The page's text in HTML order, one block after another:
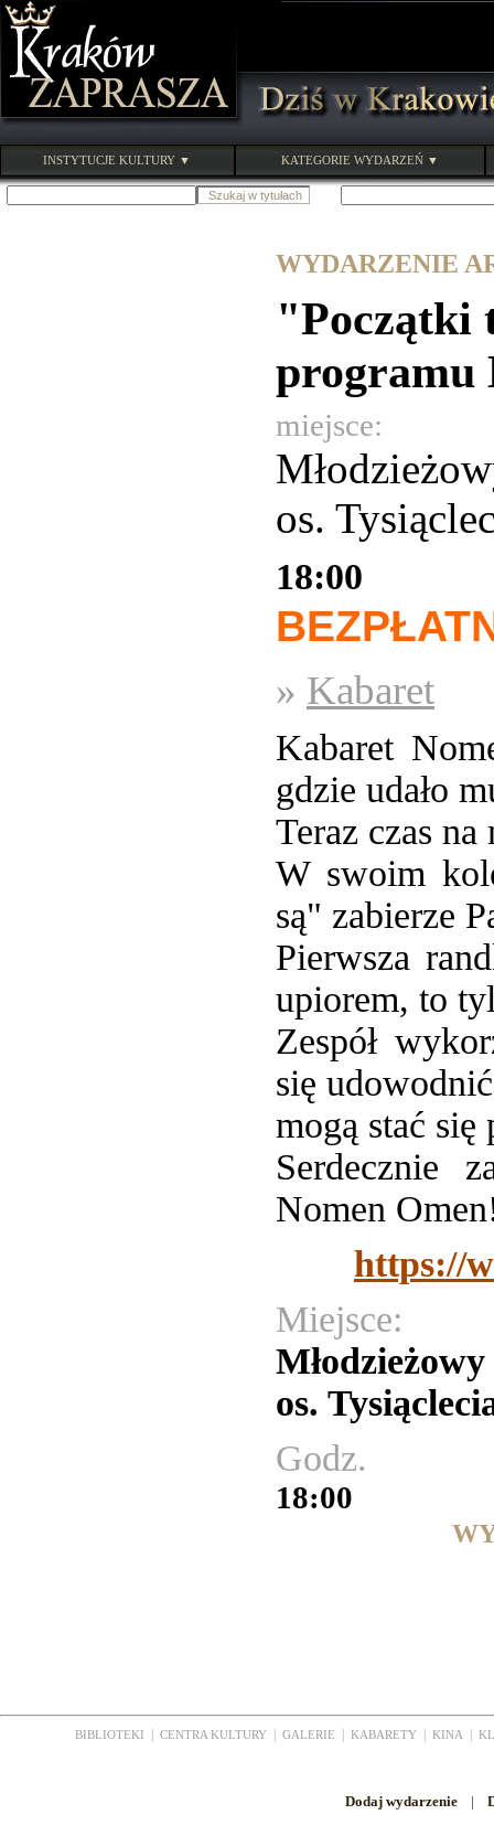
INSTYTUCJE KULTURY ▼ KATEGORIE WYDARZEŃ ▼
WYDARZENIE
"Początki
programu
miejsce:
os.
18:00
» Kabaret
Kabaret
gdzie udało
Teraz czas
W swoim
są" zabierze
Pierwsza
upiorem, to
Zespół
się
mogą stać
Serdecznie
Nomen
https://
Miejsce:
os.
Godz.
18:00
BIBLIOTEKI CENTRA KULTURY GALERIE KABARETY KINA
Dodaj wydarzenie |